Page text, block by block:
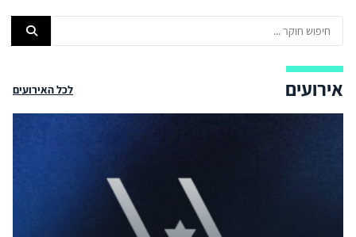
אירועים לכל האירועים